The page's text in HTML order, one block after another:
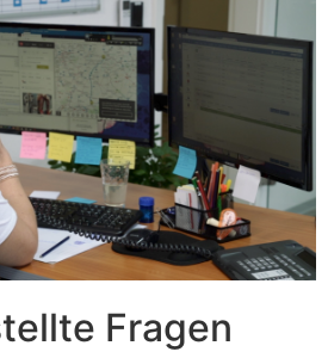
Fragen